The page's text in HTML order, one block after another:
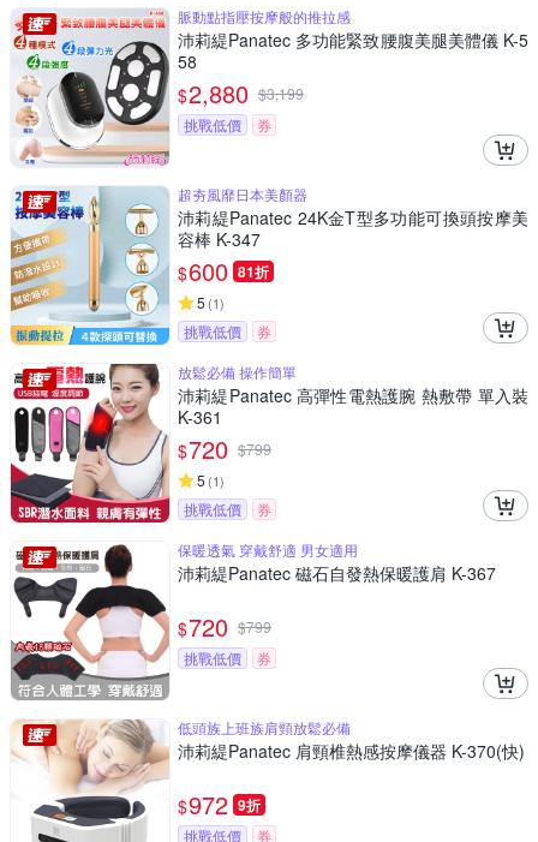
脈動點指壓按摩般的推拉感
沛莉緹Panatec 多功能緊致腰腹美腿美體儀 K-5
58
$2,880 $3,199
挑戰低價
券
超夯風靡日本美顏器
沛莉緹Panatec 24K金T型多功能可換頭按摩美
容棒 K-347
$600 81折
5 (1)
挑戰低價
券
放鬆必備 操作簡單
沛莉緹Panatec 高彈性電熱護腕 熱敷帶 單入裝
K-361
$720 $799
5 (1)
挑戰低價
券
保暖透氣 穿戴舒適 男女適用
沛莉緹Panatec 磁石自發熱保暖護肩 K-367
$720 $799
挑戰低價
券
低頭族上班族肩頸放鬆必備
沛莉緹Panatec 肩頸椎熱感按摩儀器 K-370(快)
$972 9折
挑戰低價 券